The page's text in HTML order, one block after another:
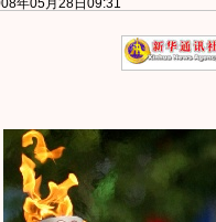
年05月28日09:31